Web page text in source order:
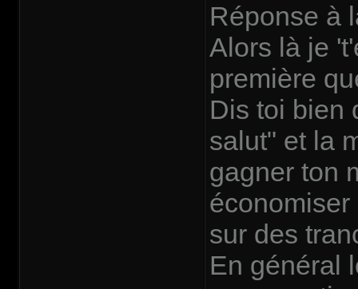
Réponse à
Alors là je
première
Dis toi bien
salut" et la
gagner ton
sur des
En général